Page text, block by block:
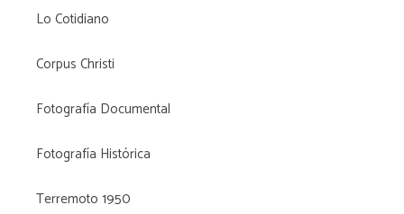
Lo Cotidiano
Corpus Christi
Fotografía Documental
Fotografía Histórica
Terremoto 1950